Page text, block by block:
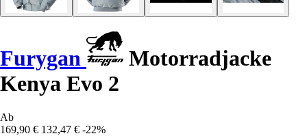
Furygan
Motorradjacke
Kenya Evo 2
Ab
169,90 € 132,47 € -22%